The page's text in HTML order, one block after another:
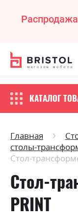
КАТАЛОГ
Главная
столы-
Стол-
Стол-
PRINT